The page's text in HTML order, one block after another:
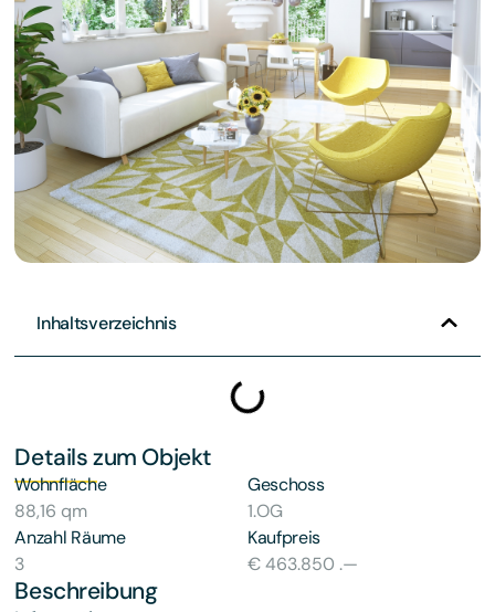
Inhaltsverzeichnis
Details zum Objekt
Wohnfläche
88,16 qm
Geschoss
1.OG
Anzahl Räume
3
Kaufpreis
€ 463.850 .—
Beschreibung